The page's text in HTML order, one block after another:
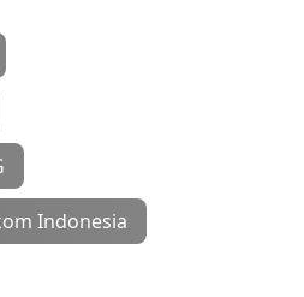
Indonesia